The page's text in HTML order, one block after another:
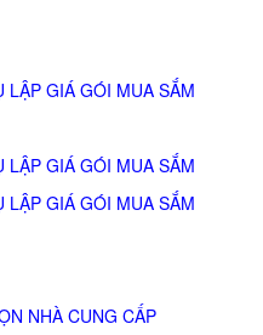
LẬP GIÁ GÓI MUA SẮM
LẬP GIÁ GÓI MUA SẮM
LẬP GIÁ GÓI MUA SẮM
NHÀ CUNG CẤP